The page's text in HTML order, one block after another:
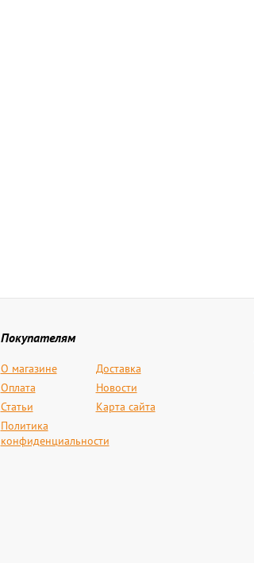
Покупателям
О магазине
Доставка
Оплата
Новости
Статьи
Карта сайта
Политика
конфиденциальности